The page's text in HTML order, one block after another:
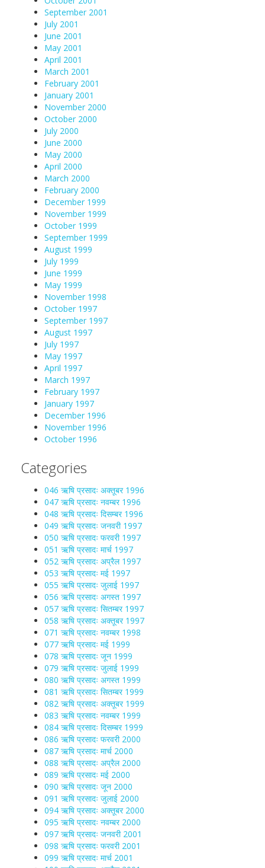
September 2001
July 2001
June 2001
May 2001
April 2001
March 2001
February 2001
January 2001
November 2000
October 2000
July 2000
June 2000
May 2000
April 2000
March 2000
February 2000
December 1999
November 1999
October 1999
September 1999
August 1999
July 1999
June 1999
May 1999
November 1998
October 1997
September 1997
August 1997
July 1997
May 1997
April 1997
March 1997
February 1997
January 1997
December 1996
November 1996
October 1996
Categories
046 ऋषि प्रसादः अक्तूबर 1996
047 ऋषि प्रसादः नवम्बर 1996
048 ऋषि प्रसादः दिसम्बर 1996
049 ऋषि प्रसादः जनवरी 1997
050 ऋषि प्रसादः फरवरी 1997
051 ऋषि प्रसादः मार्च 1997
052 ऋषि प्रसादः अप्रैल 1997
053 ऋषि प्रसादः मई 1997
055 ऋषि प्रसादः जुलाई 1997
056 ऋषि प्रसादः अगस्त 1997
057 ऋषि प्रसादः सितम्बर 1997
058 ऋषि प्रसादः अक्तूबर 1997
071 ऋषि प्रसादः नवम्बर 1998
077 ऋषि प्रसादः मई 1999
078 ऋषि प्रसादः जून 1999
079 ऋषि प्रसादः जुलाई 1999
080 ऋषि प्रसादः अगस्त 1999
081 ऋषि प्रसादः सितम्बर 1999
082 ऋषि प्रसादः अक्तूबर 1999
083 ऋषि प्रसादः नवम्बर 1999
084 ऋषि प्रसादः दिसम्बर 1999
086 ऋषि प्रसादः फरवरी 2000
087 ऋषि प्रसादः मार्च 2000
088 ऋषि प्रसादः अप्रैल 2000
089 ऋषि प्रसादः मई 2000
090 ऋषि प्रसादः जून 2000
091 ऋषि प्रसादः जुलाई 2000
094 ऋषि प्रसादः अक्तूबर 2000
095 ऋषि प्रसादः नवम्बर 2000
097 ऋषि प्रसादः जनवरी 2001
098 ऋषि प्रसादः फरवरी 2001
099 ऋषि प्रसादः मार्च 2001